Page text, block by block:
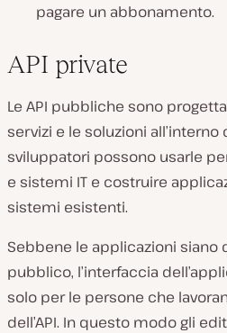
pagare un abbonamento.
API private
Le API pubbliche sono
servizi e le soluzioni all’interno
sviluppatori possono usarle
e sistemi IT e costruire
sistemi esistenti.
Sebbene le applicazioni siano
pubblico, l’interfaccia
solo per le persone che
dell’API. In questo modo gli